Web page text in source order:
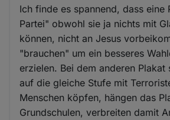
Ich finde es spannend, dass eine
Partei" obwohl sie ja nichts mit
können, nicht an Jesus
"brauchen" um ein besseres
erzielen. Bei dem anderen Plakat
auf die gleiche Stufe mit
Menschen köpfen, hängen das
Grundschulen, verbreiten damit